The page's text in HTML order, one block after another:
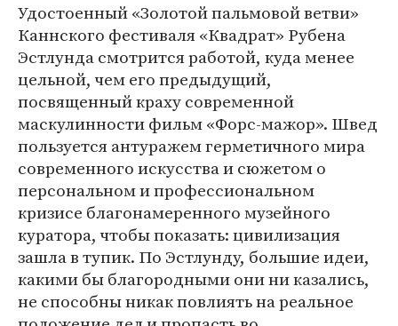
Удостоенный «Золотой пальмовой ветви»
Каннского фестиваля «Квадрат» Рубена
Эстлунда смотрится работой, куда менее
цельной, чем его предыдущий,
посвященный краху современной
маскулинности фильм «Форс-мажор». Швед
пользуется антуражем герметичного мира
современного искусства и сюжетом о
персональном и профессиональном
кризисе благонамеренного музейного
куратора, чтобы показать: цивилизация
зашла в тупик. По Эстлунду, большие идеи,
какими бы благородными они ни казались,
не способны никак повлиять на реальное